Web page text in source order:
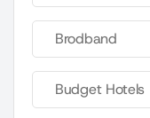
Brodband
Budget Hotels